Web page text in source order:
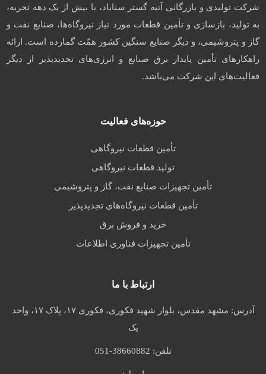
شرکت تولیدی و بازرگانی آتیه گستر سناباد، با بیش از یک دهه تجربه،
به تولید، بازسازی و تأمین قطعات مورد نیاز نیروگاه‌ها، صنایع نفت و
گاز و پتروشیمی، و دیگر صنایع سنگین کشور همّت گمارده است. ارائه
راهکارهای تأمین پایدار برق صنایع و انرژی‌های تجدیدپذیر از دیگر
فعالیت‌های این شرکت می‌باشد.
حوزه‌های فعالیت
تأمین قطعات نیروگاهی
تولید قطعات نیروگاهی
تأمین تجهیزات صنایع نفت، گاز و پتروشیمی
تأمین قطعات نیروگاه‌های تجدیدپذیر
خرید و فروش برق
تأمین تجهیزات فناوری اطلاعات
ارتباط با ما
آدرس:
مشهد مقدس، بلوار شهید فکوری، فکوری ۱۷، پلاک ۱۷، واحد
یک
تلفن: 051-38660882